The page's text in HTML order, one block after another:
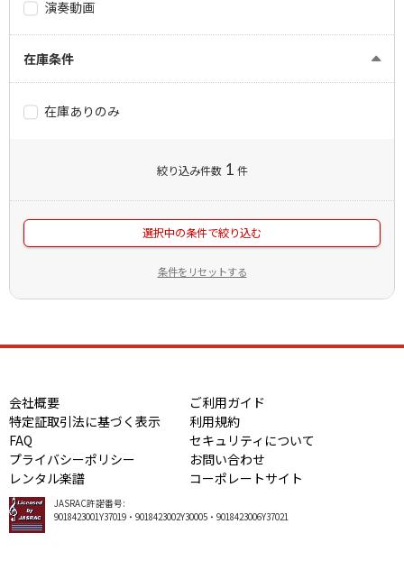
演奏動画
在庫条件
在庫ありのみ
絞り込み件数 1 件
選択中の条件で絞り込む
条件をリセットする
会社概要
ご利用ガイド
特定証取引法に基づく表示
利用規約
FAQ
セキュリティについて
プライバシーポリシー
お問い合わせ
レンタル楽譜
コーポレートサイト
JASRAC許諾番号:
9018423001Y37019・9018423002Y30005・9018423006Y37021